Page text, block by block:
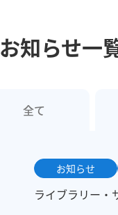
お知らせ
全て
お知らせ
ライブラリー